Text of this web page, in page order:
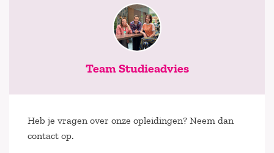
Team Studieadvies
Heb je vragen over onze opleidingen? Neem dan
contact op.